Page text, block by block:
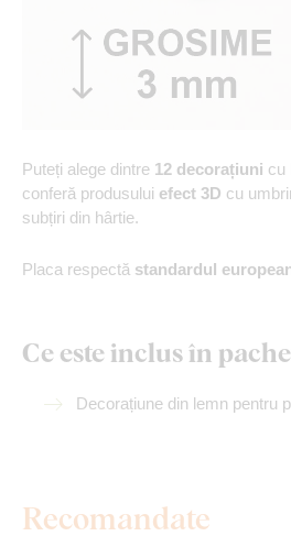
Puteți alege dintre 12 decorațiuni cu
conferă produsului efect 3D cu
subțiri din hârtie.
Placa respectă standardul
Ce este inclus în
Decorațiune din lemn pentru
Recomandate